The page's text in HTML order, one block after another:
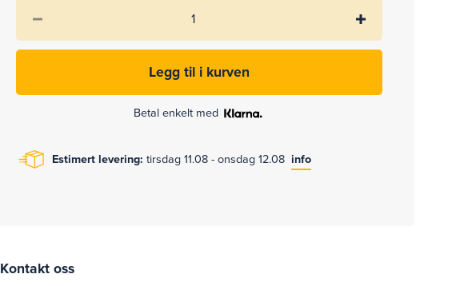
Betal enkelt med
Estimert levering:tirsdag 11.08 - onsdag 12.08 info
Kontakt oss